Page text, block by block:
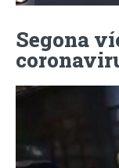
Segona